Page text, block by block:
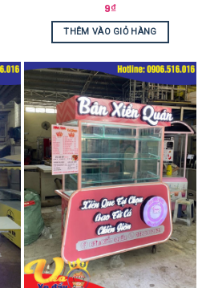
9₫
THÊM VÀO GIỎ HÀNG